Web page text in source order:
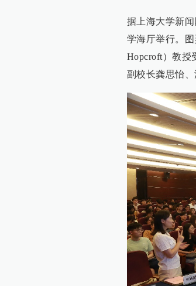
据上海大学新
学海厅举行。
Hopcroft）教授
副校长龚思怡